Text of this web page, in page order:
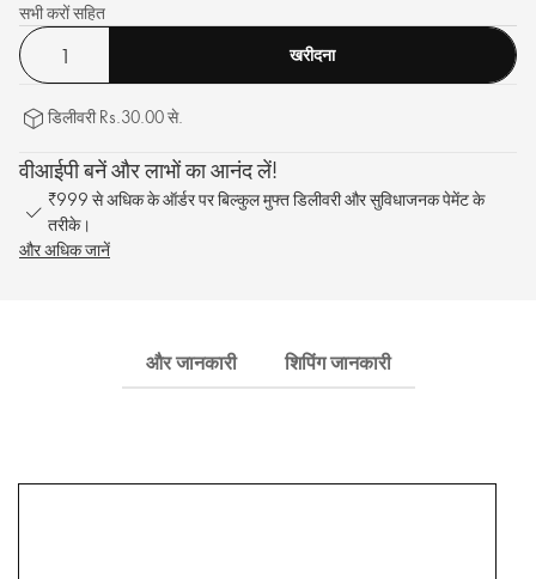
सभी करों सहित
खरीदना
डिलीवरी Rs.30.00 से.
वीआईपी बनें और लाभों का आनंद लें!
₹999 से अधिक के ऑर्डर पर बिल्कुल मुफ्त डिलीवरी और सुविधाजनक पेमेंट के
तरीके।
और अधिक जानें
और जानकारी शिपिंग जानकारी